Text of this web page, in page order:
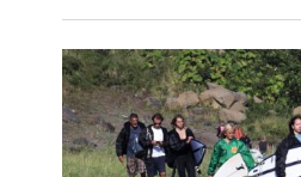
ПОСМОТРЕТЬ